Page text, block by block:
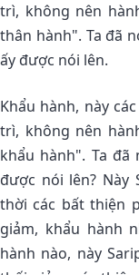
trì, không nên
thân hành". Ta đã
ấy được nói lên.
Khẩu hành, này
trì, không nên
khẩu hành". Ta
được nói lên? Này
thời các bất thiện
giảm, khẩu hành
hành nào, này